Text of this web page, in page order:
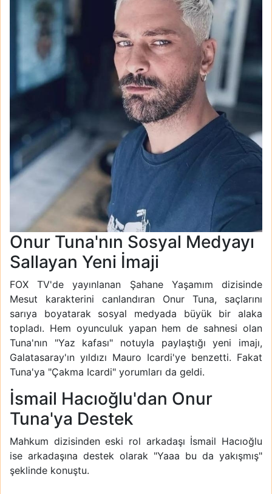
Onur Tuna'nın Sosyal Medyayı
Sallayan Yeni İmaji
FOX TV'de yayınlanan Şahane Yaşamım dizisinde
Mesut karakterini canlandıran Onur Tuna, saçlarını
sarıya boyatarak sosyal medyada büyük bir alaka
topladı. Hem oyunculuk yapan hem de sahnesi olan
Tuna'nın "Yaz kafası" notuyla paylaştığı yeni imajı,
Galatasaray'ın yıldızı Mauro Icardi'ye benzetti. Fakat
Tuna'ya "Çakma Icardi" yorumları da geldi.
İsmail Hacıoğlu'dan Onur
Tuna'ya Destek
Mahkum dizisinden eski rol arkadaşı İsmail Hacıoğlu
ise arkadaşına destek olarak "Yaaa bu da yakışmış"
şeklinde konuştu.